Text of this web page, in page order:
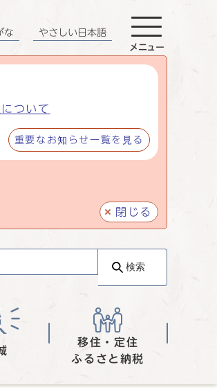
ついて
重要なお知らせ一覧を見る
閉じる
な やさしい日本語
メニュー
検索
移住・定住
ふるさと納税